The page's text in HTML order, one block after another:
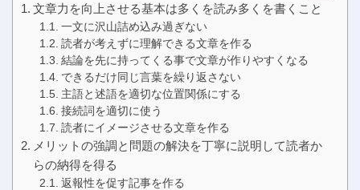
文章力を向上させる基本は多くを読み多くを書くこと
一文に沢山詰め込み過ぎない
読者が考えずに理解できる文章を作る
結論を先に持ってくる事で文章が作りやすくなる
できるだけ同じ言葉を繰り返さない
主語と述語を適切な位置関係にする
接続詞を適切に使う
読者にイメージさせる文章を作る
メリットの強調と問題の解決を丁寧に説明して読者か
らの納得を得る
返報性を促す記事を作る